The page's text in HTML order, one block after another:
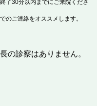
了30分以内までにご来院くださ
のご連絡をオススメします。
の診察はありません。